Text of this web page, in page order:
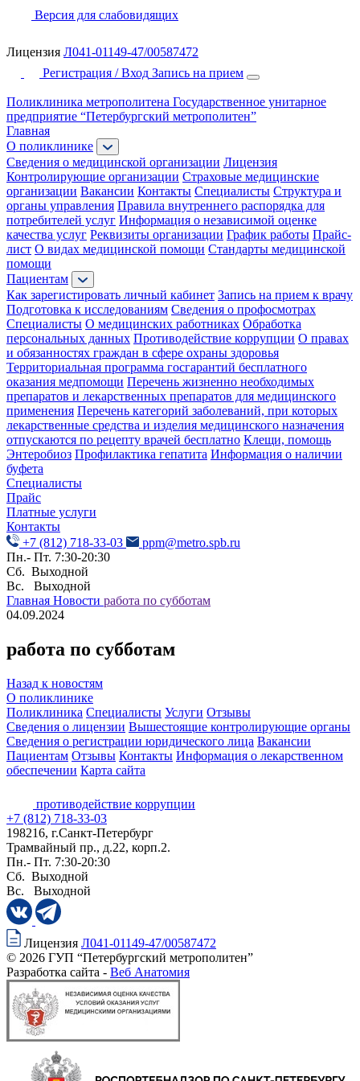
Версия для слабовидящих
Лицензия Л041-01149-47/00587472
Регистрация / Вход Запись на прием
Поликлиника метрополитена Государственное унитарное
предприятие “Петербургский метрополитен”
Главная
О поликлинике
Сведения о медицинской организации Лицензия
Контролирующие организации Страховые медицинские
организации Вакансии Контакты Специалисты Структура и
органы управления Правила внутреннего распорядка для
потребителей услуг Информация о независимой оценке
качества услуг Реквизиты организации График работы Прайс-
лист О видах медицинской помощи Стандарты медицинской
помощи
Пациентам
Как зарегистировать личный кабинет Запись на прием к врачу
Подготовка к исследованиям Сведения о профосмотрах
Специалисты О медицинских работниках Обработка
персональных данных Противодействие коррупции О правах
и обязанностях граждан в сфере охраны здоровья
Территориальная программа госгарантий бесплатного
оказания медпомощи Перечень жизненно необходимых
препаратов и лекарственных препаратов для медицинского
применения Перечень категорий заболеваний, при которых
лекарственные средства и изделия медицинского назначения
отпускаются по рецепту врачей бесплатно Клещи, помощь
Энтеробиоз Профилактика гепатита Информация о наличии
буфета
Специалисты
Прайс
Платные услуги
Контакты
+7 (812) 718-33-03
ppm@metro.spb.ru
Пн.- Пт. 7:30-20:30
Сб. Выходной
Вс. Выходной
Главная Новости работа по субботам
04.09.2024
работа по субботам
Назад к новостям
О поликлинике
Поликлиника Специалисты Услуги Отзывы
Сведения о лицензии Вышестоящие контролирующие органы
Сведения о регистрации юридического лица Вакансии
Пациентам Отзывы Контакты Информация о лекарственном
обеспечении Карта сайта
противодействие коррупции
+7 (812) 718-33-03
198216, г.Санкт-Петербург
Трамвайный пр., д.22, корп.2.
Пн.- Пт. 7:30-20:30
Сб. Выходной
Вс. Выходной
Лицензия Л041-01149-47/00587472
© 2026 ГУП “Петербургский метрополитен”
Разработка сайта - Веб Анатомия